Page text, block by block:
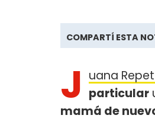
COMPARTÍ ESTA
J uana
particular
mamá de